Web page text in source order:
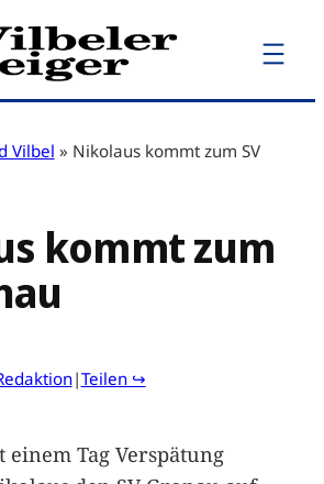
Vilbel » Nikolaus kommt zum SV
kommt zum
|Teilen ↪
Tag Verspätung